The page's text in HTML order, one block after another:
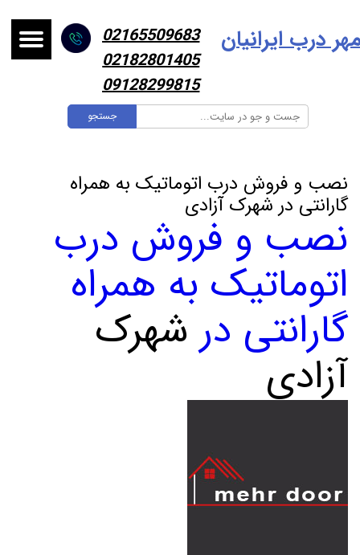
جستجو
درب ایرانیان
02165509683
02182801405
09128299815
نصب و فروش درب اتوماتیک به همراه
گارانتی در شهرک آزادی
نصب و فروش درب
اتوماتیک به همراه
گارانتی در شهرک
آزادی